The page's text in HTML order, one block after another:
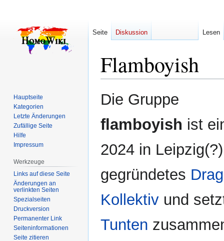
Flamboyish
Zur
Navigation
Zur
Suche
Die Gruppe
flamboyish ist
2024 in Leipzig(?)
gegründetes Drag
Kollektiv und
Tunten
Seite Diskussion Lesen
Hauptseite
Kategorien
Letzte Änderungen
Zufällige Seite
Hilfe
Impressum
Werkzeuge
Links auf diese Seite
Änderungen an
verlinkten Seiten
Spezialseiten
Druckversion
Permanenter Link
Seiten­­informationen
Seite zitieren